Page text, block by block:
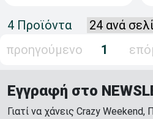
4 Προϊόντα
προηγούμενο
1
Εγγραφή στο
Γιατί να χάνεις Crazy